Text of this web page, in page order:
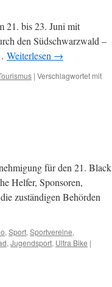
21. bis 23. Juni mit
den Südschwarzwald –
Weiterlesen →
| Verschlagwortet mit
für den 21. Black
Helfer, Sponsoren,
zuständigen Behörden
, Sport, Sportvereine,
, Jugendsport, Ultra Bike |